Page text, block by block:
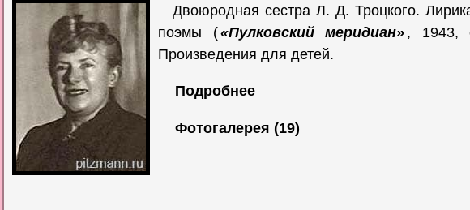
Двоюродная сестра Л. Д. Троцкого.
поэмы («Пулковский меридиан», 1943,
Произведения для детей.
Подробнее
Фотогалерея (19)